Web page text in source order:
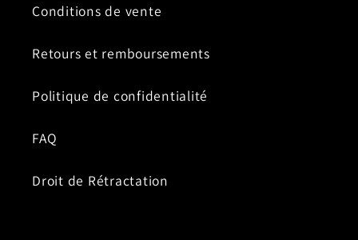
Conditions de vente
Retours et remboursements
Politique de confidentialité
FAQ
Droit de Rétractation